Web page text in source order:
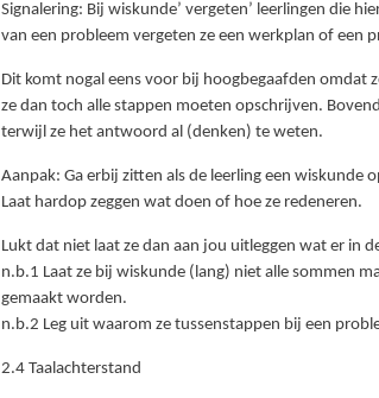
Signalering: Bij wiskunde’ vergeten’ leerlingen die
van een probleem vergeten ze een werkplan of een
Dit komt nogal eens voor bij hoogbegaafden omdat
ze dan toch alle stappen moeten opschrijven.
terwijl ze het antwoord al (denken) te weten.
Aanpak: Ga erbij zitten als de leerling een
Laat hardop zeggen wat doen of hoe ze redeneren.
Lukt dat niet laat ze dan aan jou uitleggen wat er in
n.b.1 Laat ze bij wiskunde (lang) niet alle sommen
gemaakt worden.
n.b.2 Leg uit waarom ze tussenstappen bij een
2.4 Taalachterstand